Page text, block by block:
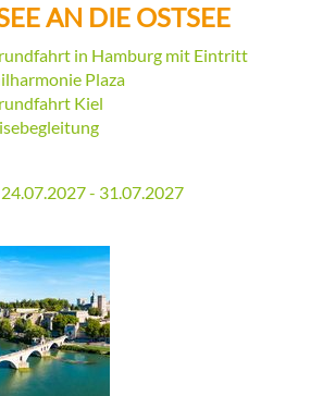
AN DIE OSTSEE
in Hamburg mit Eintritt
Plaza
Kiel
24.07.2027 - 31.07.2027